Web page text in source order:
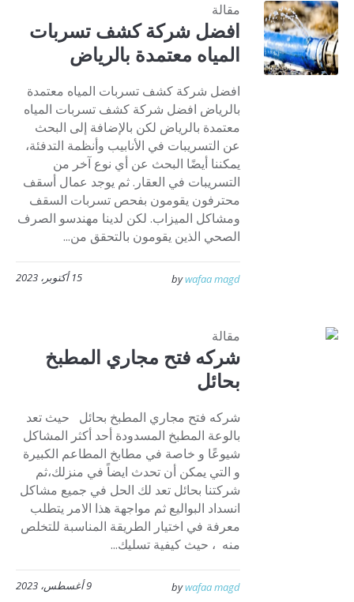
مقالة
افضل شركة كشف تسربات
المياه معتمدة بالرياض
افضل شركة كشف تسربات المياه معتمدة
بالرياض افضل شركة كشف تسربات المياه
معتمدة بالرياض لكن بالإضافة إلى البحث
عن التسريبات في الأنابيب وأنظمة التدفئة،
يمكننا أيضًا البحث عن أي نوع آخر من
التسريبات في العقار. ثم يوجد عمال أسقف
محترفون يقومون بفحص تسربات السقف
ومشاكل الميزاب. لكن لدينا مهندسو الصرف
الصحي الذين يقومون بالتحقق من...
15 أكتوبر، 2023 bywafaa magd
مقالة
شركه فتح مجاري المطبخ
بحائل
شركه فتح مجاري المطبخ بحائل حيث تعد
بالوعة المطبخ المسدودة أحد أكثر المشاكل
شيوعًا و خاصة في مطابخ المطاعم الكبيرة
و التي يمكن أن تحدث ايضاً في منزلك،ثم
شركتنا بحائل تعد لك الحل في جميع مشاكل
انسداد البواليع ثم مواجهة هذا الامر يتطلب
معرفة في اختيار الطريقة المناسبة للتخلص
منه ، حيث كيفية تسليك...
9 أغسطس، 2023 bywafaa magd